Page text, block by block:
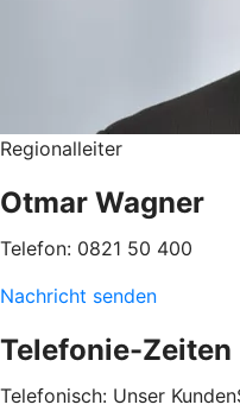
Regionalleiter
Otmar Wagner
Telefon: 0821 50 400
Nachricht senden
Telefonie-Zeiten
Telefonisch: Unser